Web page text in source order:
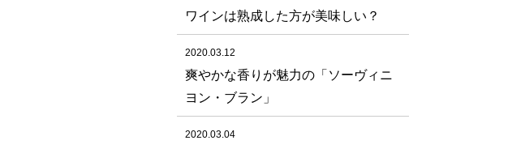
ワインは熟成した方が美味しい？
2020.03.12
爽やかな香りが魅力の「ソーヴィニ
ヨン・ブラン」
2020.03.04